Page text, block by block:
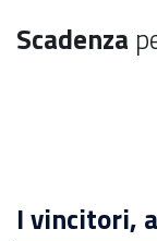
Scadenza
I vincitori,